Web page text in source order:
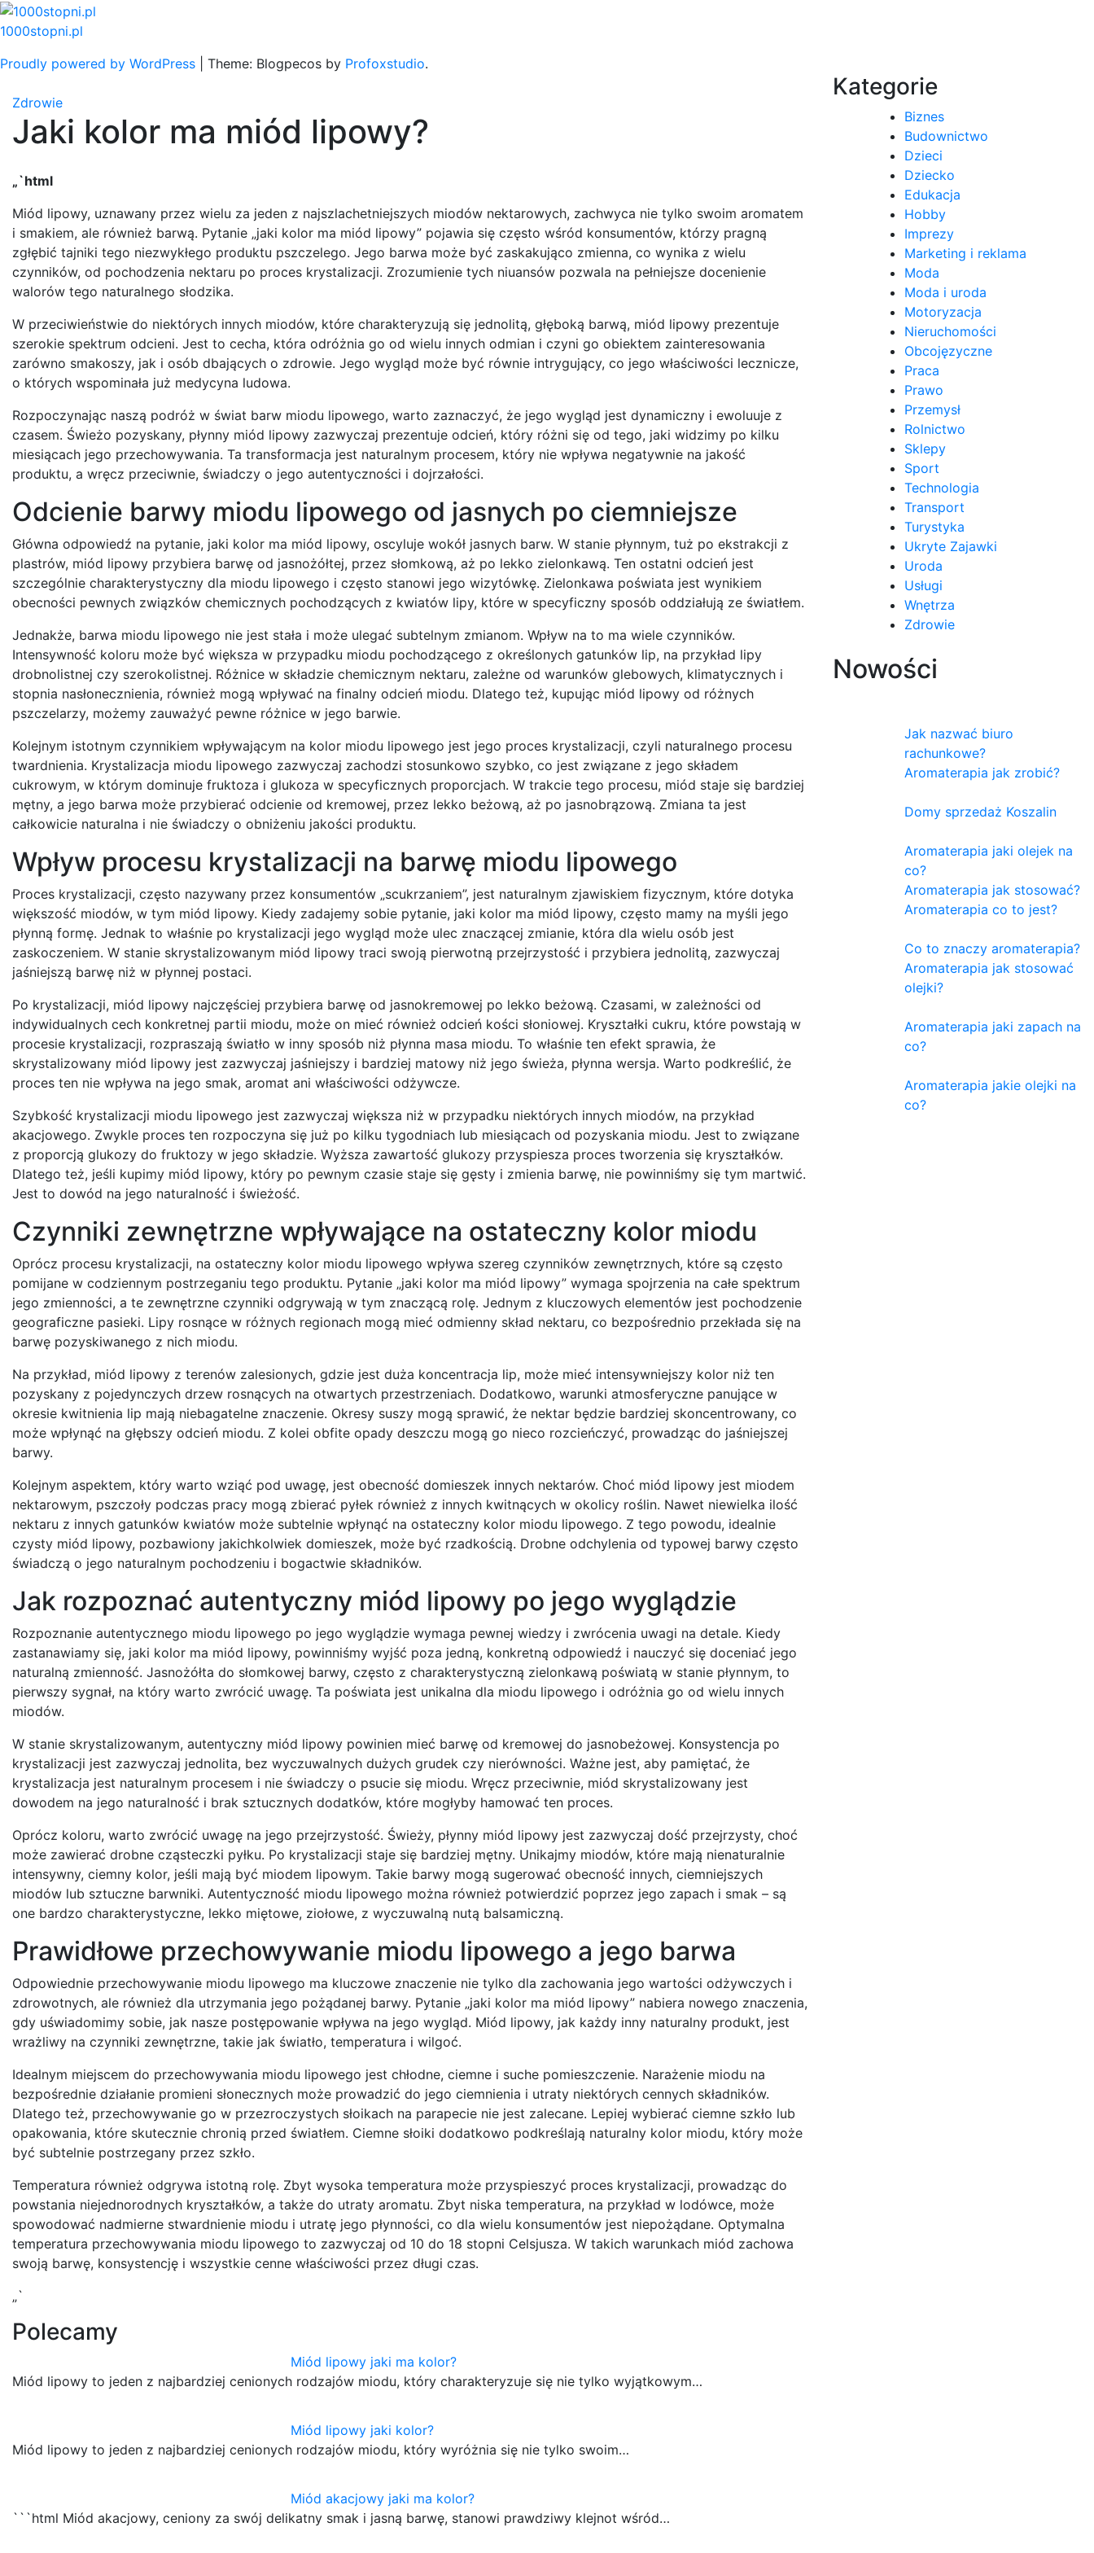
Skip
to
1000stopni.pl
Proudly powered by WordPress
Theme: Blogpecos by Profoxstudio.
Zdrowie
Jaki kolor ma miód lipowy?
„`html
Miód lipowy, uznawany przez wielu za jeden z najszlachetniejszych miodów nektarowych, zachwyca nie tylko swoim aromatem
i smakiem, ale również barwą. Pytanie „jaki kolor ma miód lipowy” pojawia się często wśród konsumentów, którzy pragną
zgłębić tajniki tego niezwykłego produktu pszczelego. Jego barwa może być zaskakująco zmienna, co wynika z wielu
czynników, od pochodzenia nektaru po proces krystalizacji. Zrozumienie tych niuansów pozwala na pełniejsze docenienie
walorów tego naturalnego słodzika.
W przeciwieństwie do niektórych innych miodów, które charakteryzują się jednolitą, głęboką barwą, miód lipowy prezentuje
szerokie spektrum odcieni. Jest to cecha, która odróżnia go od wielu innych odmian i czyni go obiektem zainteresowania
zarówno smakoszy, jak i osób dbających o zdrowie. Jego wygląd może być równie intrygujący, co jego właściwości lecznicze,
o których wspominała już medycyna ludowa.
Rozpoczynając naszą podróż w świat barw miodu lipowego, warto zaznaczyć, że jego wygląd jest dynamiczny i ewoluuje z
czasem. Świeżo pozyskany, płynny miód lipowy zazwyczaj prezentuje odcień, który różni się od tego, jaki widzimy po kilku
miesiącach jego przechowywania. Ta transformacja jest naturalnym procesem, który nie wpływa negatywnie na jakość
produktu, a wręcz przeciwnie, świadczy o jego autentyczności i dojrzałości.
Odcienie barwy miodu lipowego od jasnych po ciemniejsze
Główna odpowiedź na pytanie, jaki kolor ma miód lipowy, oscyluje wokół jasnych barw. W stanie płynnym, tuż po ekstrakcji z
plastrów, miód lipowy przybiera barwę od jasnożółtej, przez słomkową, aż po lekko zielonkawą. Ten ostatni odcień jest
szczególnie charakterystyczny dla miodu lipowego i często stanowi jego wizytówkę. Zielonkawa poświata jest wynikiem
obecności pewnych związków chemicznych pochodzących z kwiatów lipy, które w specyficzny sposób oddziałują ze światłem.
Jednakże, barwa miodu lipowego nie jest stała i może ulegać subtelnym zmianom. Wpływ na to ma wiele czynników.
Intensywność koloru może być większa w przypadku miodu pochodzącego z określonych gatunków lip, na przykład lipy
drobnolistnej czy szerokolistnej. Różnice w składzie chemicznym nektaru, zależne od warunków glebowych, klimatycznych i
stopnia nasłonecznienia, również mogą wpływać na finalny odcień miodu. Dlatego też, kupując miód lipowy od różnych
pszczelarzy, możemy zauważyć pewne różnice w jego barwie.
Kolejnym istotnym czynnikiem wpływającym na kolor miodu lipowego jest jego proces krystalizacji, czyli naturalnego procesu
twardnienia. Krystalizacja miodu lipowego zazwyczaj zachodzi stosunkowo szybko, co jest związane z jego składem
cukrowym, w którym dominuje fruktoza i glukoza w specyficznych proporcjach. W trakcie tego procesu, miód staje się bardziej
mętny, a jego barwa może przybierać odcienie od kremowej, przez lekko beżową, aż po jasnobrązową. Zmiana ta jest
całkowicie naturalna i nie świadczy o obniżeniu jakości produktu.
Wpływ procesu krystalizacji na barwę miodu lipowego
Proces krystalizacji, często nazywany przez konsumentów „scukrzaniem”, jest naturalnym zjawiskiem fizycznym, które dotyka
większość miodów, w tym miód lipowy. Kiedy zadajemy sobie pytanie, jaki kolor ma miód lipowy, często mamy na myśli jego
płynną formę. Jednak to właśnie po krystalizacji jego wygląd może ulec znaczącej zmianie, która dla wielu osób jest
zaskoczeniem. W stanie skrystalizowanym miód lipowy traci swoją pierwotną przejrzystość i przybiera jednolitą, zazwyczaj
jaśniejszą barwę niż w płynnej postaci.
Po krystalizacji, miód lipowy najczęściej przybiera barwę od jasnokremowej po lekko beżową. Czasami, w zależności od
indywidualnych cech konkretnej partii miodu, może on mieć również odcień kości słoniowej. Kryształki cukru, które powstają w
procesie krystalizacji, rozpraszają światło w inny sposób niż płynna masa miodu. To właśnie ten efekt sprawia, że
skrystalizowany miód lipowy jest zazwyczaj jaśniejszy i bardziej matowy niż jego świeża, płynna wersja. Warto podkreślić, że
proces ten nie wpływa na jego smak, aromat ani właściwości odżywcze.
Szybkość krystalizacji miodu lipowego jest zazwyczaj większa niż w przypadku niektórych innych miodów, na przykład
akacjowego. Zwykle proces ten rozpoczyna się już po kilku tygodniach lub miesiącach od pozyskania miodu. Jest to związane
z proporcją glukozy do fruktozy w jego składzie. Wyższa zawartość glukozy przyspiesza proces tworzenia się kryształków.
Dlatego też, jeśli kupimy miód lipowy, który po pewnym czasie staje się gęsty i zmienia barwę, nie powinniśmy się tym martwić.
Jest to dowód na jego naturalność i świeżość.
Czynniki zewnętrzne wpływające na ostateczny kolor miodu
Oprócz procesu krystalizacji, na ostateczny kolor miodu lipowego wpływa szereg czynników zewnętrznych, które są często
pomijane w codziennym postrzeganiu tego produktu. Pytanie „jaki kolor ma miód lipowy” wymaga spojrzenia na całe spektrum
jego zmienności, a te zewnętrzne czynniki odgrywają w tym znaczącą rolę. Jednym z kluczowych elementów jest pochodzenie
geograficzne pasieki. Lipy rosnące w różnych regionach mogą mieć odmienny skład nektaru, co bezpośrednio przekłada się na
barwę pozyskiwanego z nich miodu.
Na przykład, miód lipowy z terenów zalesionych, gdzie jest duża koncentracja lip, może mieć intensywniejszy kolor niż ten
pozyskany z pojedynczych drzew rosnących na otwartych przestrzeniach. Dodatkowo, warunki atmosferyczne panujące w
okresie kwitnienia lip mają niebagatelne znaczenie. Okresy suszy mogą sprawić, że nektar będzie bardziej skoncentrowany, co
może wpłynąć na głębszy odcień miodu. Z kolei obfite opady deszczu mogą go nieco rozcieńczyć, prowadząc do jaśniejszej
barwy.
Kolejnym aspektem, który warto wziąć pod uwagę, jest obecność domieszek innych nektarów. Choć miód lipowy jest miodem
nektarowym, pszczoły podczas pracy mogą zbierać pyłek również z innych kwitnących w okolicy roślin. Nawet niewielka ilość
nektaru z innych gatunków kwiatów może subtelnie wpłynąć na ostateczny kolor miodu lipowego. Z tego powodu, idealnie
czysty miód lipowy, pozbawiony jakichkolwiek domieszek, może być rzadkością. Drobne odchylenia od typowej barwy często
świadczą o jego naturalnym pochodzeniu i bogactwie składników.
Jak rozpoznać autentyczny miód lipowy po jego wyglądzie
Rozpoznanie autentycznego miodu lipowego po jego wyglądzie wymaga pewnej wiedzy i zwrócenia uwagi na detale. Kiedy
zastanawiamy się, jaki kolor ma miód lipowy, powinniśmy wyjść poza jedną, konkretną odpowiedź i nauczyć się doceniać jego
naturalną zmienność. Jasnożółta do słomkowej barwy, często z charakterystyczną zielonkawą poświatą w stanie płynnym, to
pierwszy sygnał, na który warto zwrócić uwagę. Ta poświata jest unikalna dla miodu lipowego i odróżnia go od wielu innych
miodów.
W stanie skrystalizowanym, autentyczny miód lipowy powinien mieć barwę od kremowej do jasnobeżowej. Konsystencja po
krystalizacji jest zazwyczaj jednolita, bez wyczuwalnych dużych grudek czy nierówności. Ważne jest, aby pamiętać, że
krystalizacja jest naturalnym procesem i nie świadczy o psucie się miodu. Wręcz przeciwnie, miód skrystalizowany jest
dowodem na jego naturalność i brak sztucznych dodatków, które mogłyby hamować ten proces.
Oprócz koloru, warto zwrócić uwagę na jego przejrzystość. Świeży, płynny miód lipowy jest zazwyczaj dość przejrzysty, choć
może zawierać drobne cząsteczki pyłku. Po krystalizacji staje się bardziej mętny. Unikajmy miodów, które mają nienaturalnie
intensywny, ciemny kolor, jeśli mają być miodem lipowym. Takie barwy mogą sugerować obecność innych, ciemniejszych
miodów lub sztuczne barwniki. Autentyczność miodu lipowego można również potwierdzić poprzez jego zapach i smak – są
one bardzo charakterystyczne, lekko miętowe, ziołowe, z wyczuwalną nutą balsamiczną.
Prawidłowe przechowywanie miodu lipowego a jego barwa
Odpowiednie przechowywanie miodu lipowego ma kluczowe znaczenie nie tylko dla zachowania jego wartości odżywczych i
zdrowotnych, ale również dla utrzymania jego pożądanej barwy. Pytanie „jaki kolor ma miód lipowy” nabiera nowego znaczenia,
gdy uświadomimy sobie, jak nasze postępowanie wpływa na jego wygląd. Miód lipowy, jak każdy inny naturalny produkt, jest
wrażliwy na czynniki zewnętrzne, takie jak światło, temperatura i wilgoć.
Idealnym miejscem do przechowywania miodu lipowego jest chłodne, ciemne i suche pomieszczenie. Narażenie miodu na
bezpośrednie działanie promieni słonecznych może prowadzić do jego ciemnienia i utraty niektórych cennych składników.
Dlatego też, przechowywanie go w przezroczystych słoikach na parapecie nie jest zalecane. Lepiej wybierać ciemne szkło lub
opakowania, które skutecznie chronią przed światłem. Ciemne słoiki dodatkowo podkreślają naturalny kolor miodu, który może
być subtelnie postrzegany przez szkło.
Temperatura również odgrywa istotną rolę. Zbyt wysoka temperatura może przyspieszyć proces krystalizacji, prowadząc do
powstania niejednorodnych kryształków, a także do utraty aromatu. Zbyt niska temperatura, na przykład w lodówce, może
spowodować nadmierne stwardnienie miodu i utratę jego płynności, co dla wielu konsumentów jest niepożądane. Optymalna
temperatura przechowywania miodu lipowego to zazwyczaj od 10 do 18 stopni Celsjusza. W takich warunkach miód zachowa
swoją barwę, konsystencję i wszystkie cenne właściwości przez długi czas.
„`
Polecamy
Miód lipowy jaki ma kolor?
Miód lipowy to jeden z najbardziej cenionych rodzajów miodu, który charakteryzuje się nie tylko wyjątkowym…
Miód lipowy jaki kolor?
Miód lipowy to jeden z najbardziej cenionych rodzajów miodu, który wyróżnia się nie tylko swoim…
Miód akacjowy jaki ma kolor?
```html Miód akacjowy, ceniony za swój delikatny smak i jasną barwę, stanowi prawdziwy klejnot wśród…
Kategorie
Biznes
Budownictwo
Dzieci
Dziecko
Edukacja
Hobby
Imprezy
Marketing i reklama
Moda
Moda i uroda
Motoryzacja
Nieruchomości
Obcojęzyczne
Praca
Prawo
Przemysł
Rolnictwo
Sklepy
Sport
Technologia
Transport
Turystyka
Ukryte Zajawki
Uroda
Usługi
Wnętrza
Zdrowie
Nowości
Jak nazwać biuro
rachunkowe?
Aromaterapia jak zrobić?
Domy sprzedaż Koszalin
Aromaterapia jaki olejek na
co?
Aromaterapia jak stosować?
Aromaterapia co to jest?
Co to znaczy aromaterapia?
Aromaterapia jak stosować
olejki?
Aromaterapia jaki zapach na
co?
Aromaterapia jakie olejki na
co?